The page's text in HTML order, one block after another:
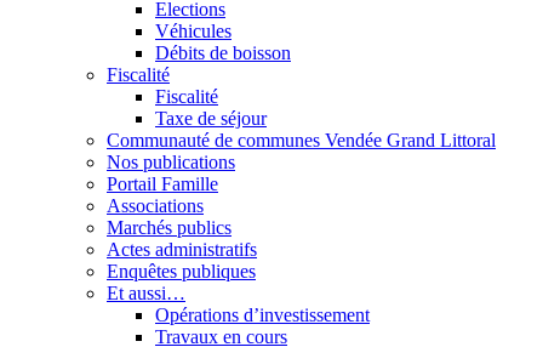
Elections
Véhicules
Débits de boisson
Fiscalité
Fiscalité
Taxe de séjour
Communauté de communes Vendée Grand Littoral
Nos publications
Portail Famille
Associations
Marchés publics
Actes administratifs
Enquêtes publiques
Et aussi…
Opérations d’investissement
Travaux en cours